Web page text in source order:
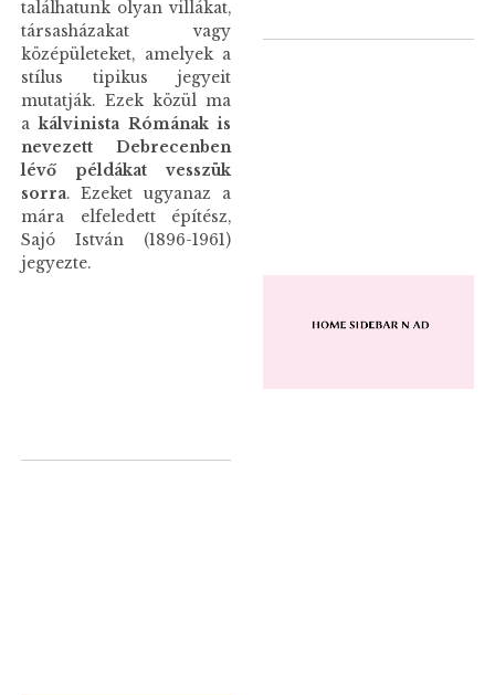
találhatunk olyan villákat,
társasházakat vagy
középületeket, amelyek a
stílus tipikus jegyeit
mutatják. Ezek közül ma
akálvinista Rómának is
nevezett Debrecenben
lévő példákat vesszük
sorra. Ezeket ugyanaz a
mára elfeledett építész,
Sajó István (1896-1961)
jegyezte.